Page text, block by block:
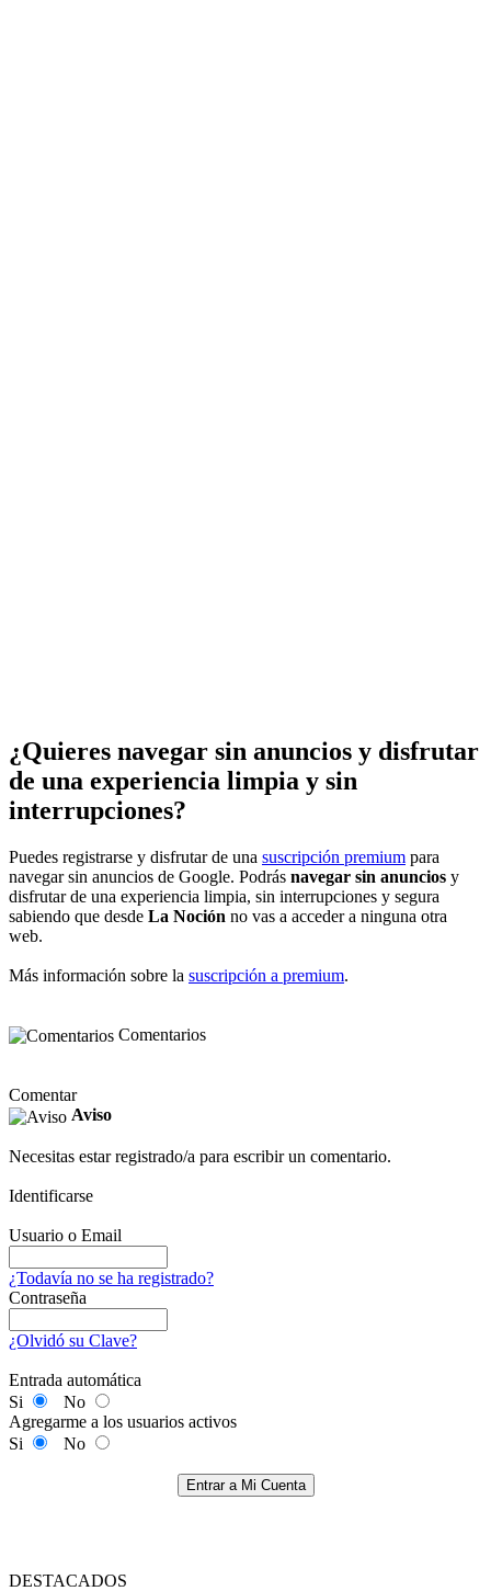
¿Quieres navegar sin anuncios y disfrutar
de una experiencia limpia y sin
interrupciones?
Puedes registrarse y disfrutar de una suscripción premium para
navegar sin anuncios de Google. Podrás navegar sin anuncios y
disfrutar de una experiencia limpia, sin interrupciones y segura
sabiendo que desde La Noción no vas a acceder a ninguna otra
web.
Más información sobre la suscripción a premium.
Comentarios
Comentar
Aviso
Necesitas estar registrado/a para escribir un comentario.
Identificarse
Usuario o Email
¿Todavía no se ha registrado?
Contraseña
¿Olvidó su Clave?
Entrada automática
Si
No
Agregarme a los usuarios activos
Si
No
Entrar a Mi Cuenta
DESTACADOS